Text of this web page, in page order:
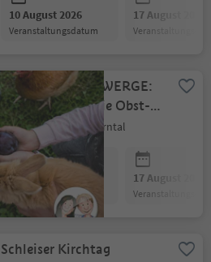
10 August 2026
Veranstaltungsdatum
17 August 2026
BAUERNLANDZWERGE:
Komm mit auf die Obst-
Entdecker-Tour!
Sand in Taufers, Ahrntal
10 August 2026
Veranstaltungsdatum
17 August 2026
Schleiser Kirchtag